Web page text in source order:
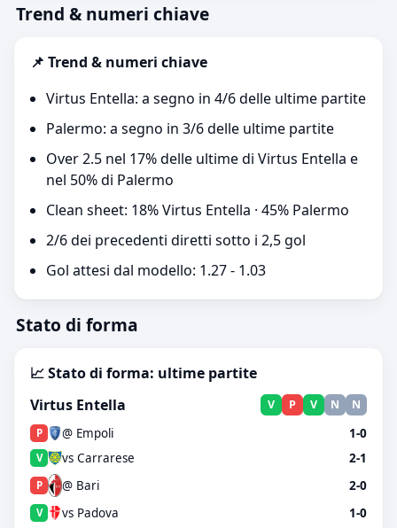
Trend & numeri chiave
📌 Trend & numeri chiave
Virtus Entella: a segno in 4/6 delle ultime partite
Palermo: a segno in 3/6 delle ultime partite
Over 2.5 nel 17% delle ultime di Virtus Entella e
nel 50% di Palermo
Clean sheet: 18% Virtus Entella · 45% Palermo
2/6 dei precedenti diretti sotto i 2,5 gol
Gol attesi dal modello: 1.27 - 1.03
Stato di forma
📈 Stato di forma: ultime partite
Virtus Entella
V P V N N
P @ Empoli 1-0
V vs Carrarese 2-1
P @ Bari 2-0
V vs Padova 1-0